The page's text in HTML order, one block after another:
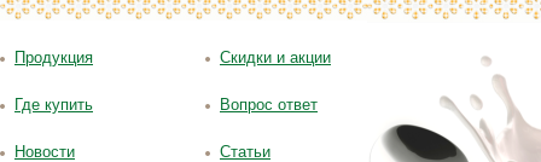
Продукция
Где купить
Новости
Скидки и акции
Вопрос ответ
Статьи